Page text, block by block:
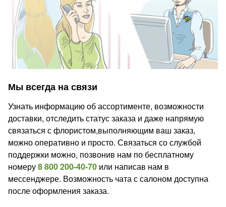
Мы всегда на связи
Узнать информацию об ассортименте, возможности
доставки, отследить статус заказа и даже напрямую
связаться с флористом,выполняющим ваш заказ,
можно оперативно и просто. Связаться со службой
поддержки можно, позвонив нам по бесплатному
номеру8 800 200-40-70 или написав нам в
мессенджере. Возможность чата с салоном доступна
после оформления заказа.